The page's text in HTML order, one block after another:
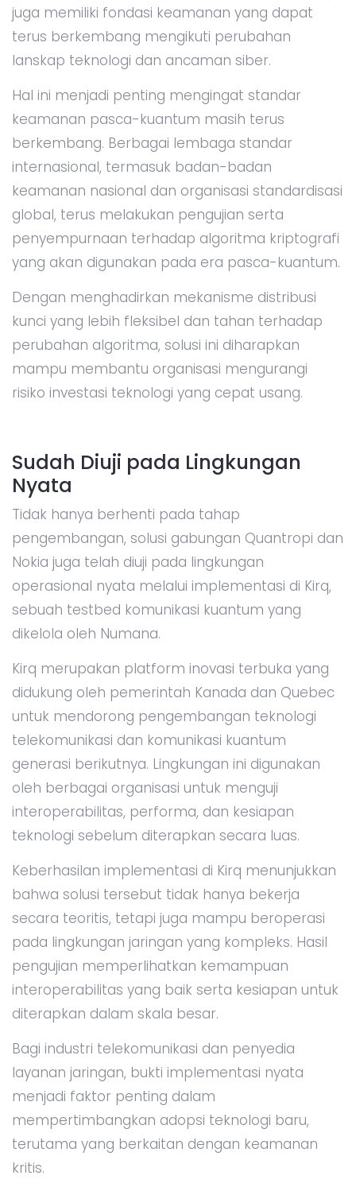
juga memiliki fondasi keamanan yang dapat
terus berkembang mengikuti perubahan
lanskap teknologi dan ancaman siber.
Hal ini menjadi penting mengingat standar
keamanan pasca-kuantum masih terus
berkembang. Berbagai lembaga standar
internasional, termasuk badan-badan
keamanan nasional dan organisasi standardisasi
global, terus melakukan pengujian serta
penyempurnaan terhadap algoritma kriptografi
yang akan digunakan pada era pasca-kuantum.
Dengan menghadirkan mekanisme distribusi
kunci yang lebih fleksibel dan tahan terhadap
perubahan algoritma, solusi ini diharapkan
mampu membantu organisasi mengurangi
risiko investasi teknologi yang cepat usang.
Sudah Diuji pada Lingkungan
Nyata
Tidak hanya berhenti pada tahap
pengembangan, solusi gabungan Quantropi dan
Nokia juga telah diuji pada lingkungan
operasional nyata melalui implementasi di Kirq,
sebuah testbed komunikasi kuantum yang
dikelola oleh Numana.
Kirq merupakan platform inovasi terbuka yang
didukung oleh pemerintah Kanada dan Quebec
untuk mendorong pengembangan teknologi
telekomunikasi dan komunikasi kuantum
generasi berikutnya. Lingkungan ini digunakan
oleh berbagai organisasi untuk menguji
interoperabilitas, performa, dan kesiapan
teknologi sebelum diterapkan secara luas.
Keberhasilan implementasi di Kirq menunjukkan
bahwa solusi tersebut tidak hanya bekerja
secara teoritis, tetapi juga mampu beroperasi
pada lingkungan jaringan yang kompleks. Hasil
pengujian memperlihatkan kemampuan
interoperabilitas yang baik serta kesiapan untuk
diterapkan dalam skala besar.
Bagi industri telekomunikasi dan penyedia
layanan jaringan, bukti implementasi nyata
menjadi faktor penting dalam
mempertimbangkan adopsi teknologi baru,
terutama yang berkaitan dengan keamanan
kritis.